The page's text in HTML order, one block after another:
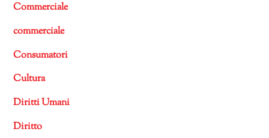
Commerciale
commerciale
Consumatori
Cultura
Diritti Umani
Diritto